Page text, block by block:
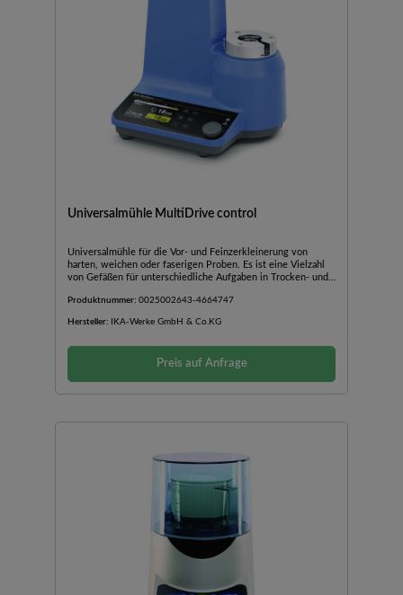
Universalmühle MultiDrive control
Universalmühle für die Vor- und Feinzerkleinerung von
harten, weichen oder faserigen Proben. Es ist eine Vielzahl
von Gefäßen für unterschiedliche Aufgaben in Trocken- und
IntervallbetriebIntegrierte Kühlung im MahlbecherUSB
mittels RFIDEinstellbare Temperaturbegrenzung für
vorgesehene ReaktionenIntegrierte Wiegefunktion für
Wiegen ohne Umfüllen des MaterialsDispergiergefäß und
Einweg-Tube als Zubehör erhältlichGefäße bitte separat
Produktnummer: 0025002643-4664747
Hersteller: IKA-Werke GmbH & Co.KG
Preis auf Anfrage